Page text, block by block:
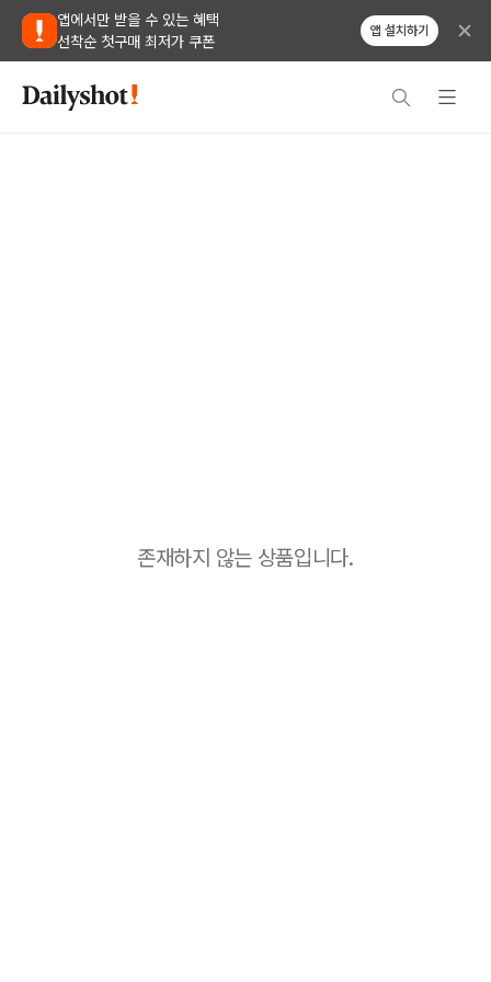
앱에서만 받을 수 있는 혜택
선착순 첫구매 최저가 쿠폰
앱 설치하기
존재하지 않는 상품입니다.